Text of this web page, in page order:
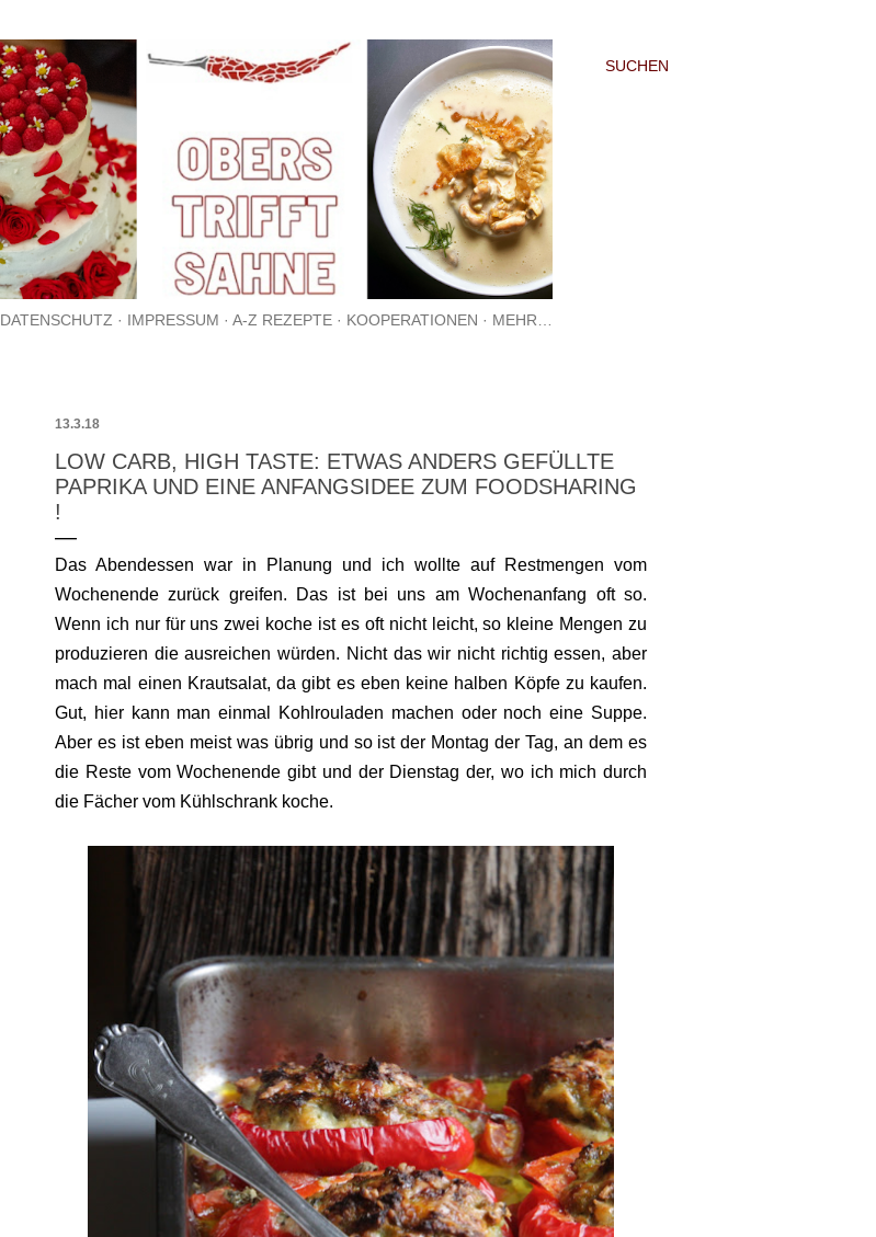
SUCHEN
DATENSCHUTZ IMPRESSUM A-Z REZEPTE KOOPERATIONEN MEHR…
13.3.18
LOW CARB, HIGH TASTE: ETWAS ANDERS GEFÜLLTE
PAPRIKA UND EINE ANFANGSIDEE ZUM FOODSHARING
!
Das Abendessen war in Planung und ich wollte auf Restmengen vom
Wochenende zurück greifen. Das ist bei uns am Wochenanfang oft so.
Wenn ich nur für uns zwei koche ist es oft nicht leicht, so kleine Mengen zu
produzieren die ausreichen würden. Nicht das wir nicht richtig essen, aber
mach mal einen Krautsalat, da gibt es eben keine halben Köpfe zu kaufen.
Gut, hier kann man einmal Kohlrouladen machen oder noch eine Suppe.
Aber es ist eben meist was übrig und so ist der Montag der Tag, an dem es
die Reste vom Wochenende gibt und der Dienstag der, wo ich mich durch
die Fächer vom Kühlschrank koche.